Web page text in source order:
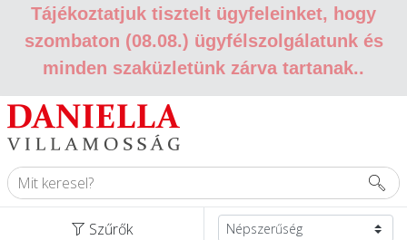
Tájékoztatjuk tisztelt ügyfeleinket, hogy
szombaton (08.08.) ügyfélszolgálatunk és
minden szaküzletünk zárva tartanak..
Szűrők